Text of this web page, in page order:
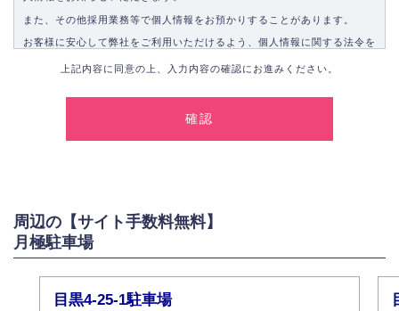
また、その他採用業務等で個人情報をお預かりすることがあります。
お客様に安心して弊社をご利用いただけるよう、個人情報に関する法令を
2.個人情報の利用
お問い合わせに対する回答、資料等の送付
採用に関する回答、情報の提供
弊社は取り扱う個人情報の外部への漏洩を防止し、その利用目的に応じて
適切かつ安全に管理します。
上記内容に同意の上、入力内容の確認にお進みください。
周辺の【サイト手数料無料】
月極駐車場
目黒4-25-1駐車場